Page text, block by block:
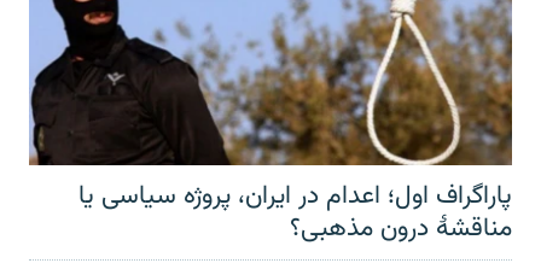
پاراگراف اول؛ اعدام در ایران، پروژه سیاسی یا
مناقشهٔ درون مذهبی؟